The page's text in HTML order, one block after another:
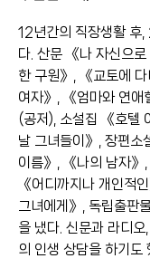
12년간의 직장생활 후
다. 산문 《나 자신으
한 구원》, 《교토에
여자》, 《엄마와 연애
(공저), 소설집 《호텔
날 그녀들이》, 장편소
이름》, 《나의 남자》
《어디까지나 개인적
그녀에게》, 독립출판
을 냈다. 신문과 라디
의 인생 상담을 하기도